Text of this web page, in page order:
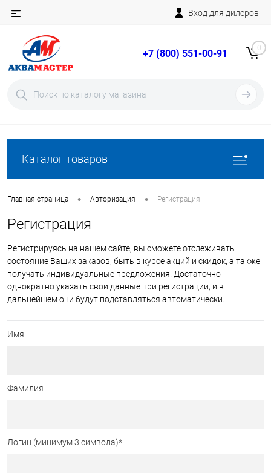
Вход для дилеров
+7 (800) 551-00-91 0
Каталог товаров
Главная страница • Авторизация • Регистрация
Регистрация
Регистрируясь на нашем сайте, вы сможете отслеживать
состояние Ваших заказов, быть в курсе акций и скидок, а также
получать индивидуальные предложения. Достаточно
однократно указать свои данные при регистрации, и в
дальнейшем они будут подставляться автоматически.
Имя
Фамилия
Логин (минимум 3 символа)*